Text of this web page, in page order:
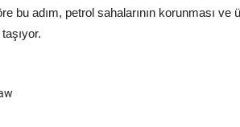
bu adım, petrol sahalarının korunması ve